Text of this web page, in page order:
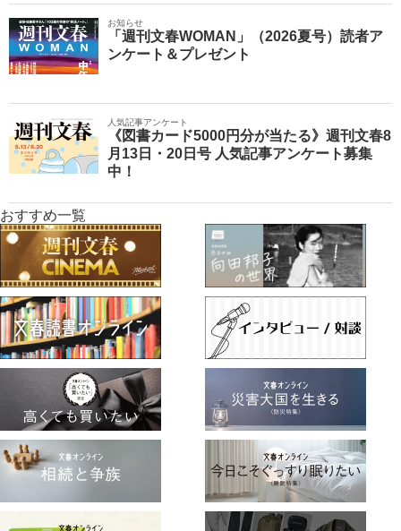
お知らせ
「週刊文春WOMAN」（2026夏号）読者ア
ンケート＆プレゼント
人気記事アンケート
《図書カード5000円分が当たる》週刊文春8
月13日・20日号 人気記事アンケート募集
中！
おすすめ一覧